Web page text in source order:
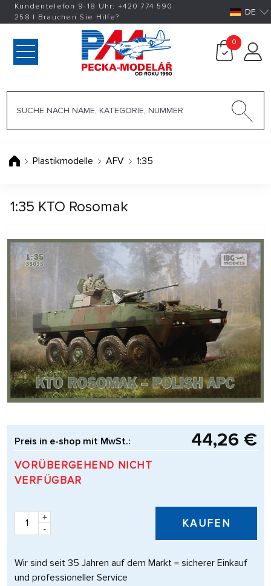
Kundentelefon 9-18 Uhr: +420774 590
258 | Brauchen Sie Hilfe? DE
0
Plastikmodelle AFV 1:35
1:35 KTO Rosomak
Preis in e-shop mit MwSt.: 44,26 €
VORÜBERGEHEND NICHT
VERFÜGBAR
+
-
KAUFEN
Wir sind seit 35 Jahren auf dem Markt = sicherer Einkauf
und professioneller Service